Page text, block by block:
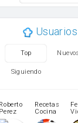
Usuarios
Top Nuevos
Siguiendo
Roberto
Perez
Recetas
Cocina